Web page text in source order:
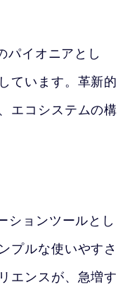
イオニアとし
ています。革新的
エコシステムの構
ションツールとし
プルな使いやすさ
エンスが、急増す